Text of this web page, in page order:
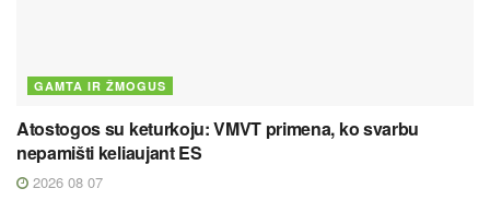
GAMTA IR ŽMOGUS
Atostogos su keturkoju: VMVT primena, ko svarbu
nepamišti keliaujant ES
2026 08 07